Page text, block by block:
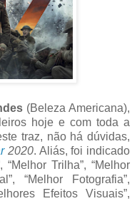
(Beleza Americana),
hoje e com toda a
traz, não há dúvidas,
2020. Aliás, foi indicado
Trilha”, “Melhor
“Melhor Fotografia”,
Efeitos Visuais”,